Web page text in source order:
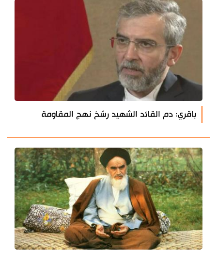
باقري: دم القائد الشهيد رسّخ نهج المقاومة